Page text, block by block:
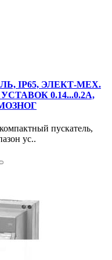
IP65, ЭЛЕКТ-МЕХ.
0.14...0.2A,
пускатель,
ус..